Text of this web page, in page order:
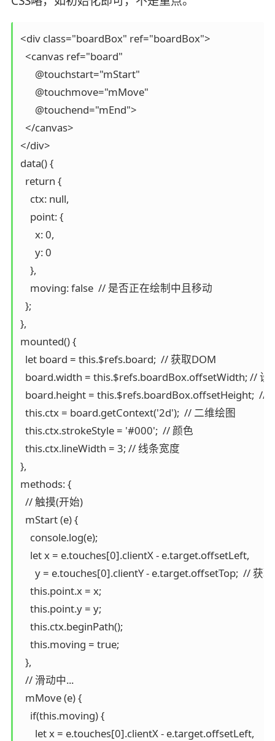
<div class="boardBox" ref="boardBox">
  <canvas ref="board"
      @touchstart="mStart"
      @touchmove="mMove"
      @touchend="mEnd">
  </canvas>
</div>
data() {
  return {
    ctx: null,
    point: {
      x: 0,
      y: 0
    },
    moving: false  // 是否正在绘制中且移动
  };
},
mounted() {
  let board = this.$refs.board;  // 获取DOM
board.width = this.$refs.boardBox.offsetWidth; //
board.height = this.$refs.boardBox.offsetHeight;  //
  this.ctx = board.getContext('2d');  // 二维绘图
  this.ctx.strokeStyle = '#000';  // 颜色
  this.ctx.lineWidth = 3; // 线条宽度
},
methods: {
  // 触摸(开始)
  mStart (e) {
    console.log(e);
    let x = e.touches[0].clientX - e.target.offsetLeft,
y = e.touches[0].clientY - e.target.offsetTop;
    this.point.x = x;
    this.point.y = y;
    this.ctx.beginPath();
    this.moving = true;
  },
  // 滑动中...
  mMove (e) {
    if(this.moving) {
      let x = e.touches[0].clientX - e.target.offsetLeft,